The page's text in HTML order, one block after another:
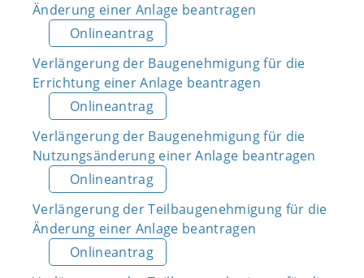
Änderung einer Anlage beantragen
Onlineantrag
Verlängerung der Baugenehmigung für die
Errichtung einer Anlage beantragen
Onlineantrag
Verlängerung der Baugenehmigung für die
Nutzungsänderung einer Anlage beantragen
Onlineantrag
Verlängerung der Teilbaugenehmigung für die
Änderung einer Anlage beantragen
Onlineantrag